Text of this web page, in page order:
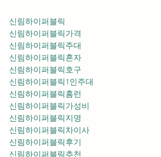
신림하이퍼블릭
신림하이퍼블릭가격
신림하이퍼블릭주대
신림하이퍼블릭혼자
신림하이퍼블릭호구
신림하이퍼블릭1인주대
신림하이퍼블릭홈런
신림하이퍼블릭가성비
신림하이퍼블릭지명
신림하이퍼블릭차이사
신림하이퍼블릭후기
신림하이퍼블릭추천